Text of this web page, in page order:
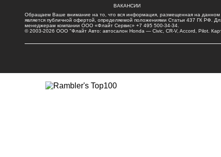
ВАКАНСИИ
Обращаем Ваше внимание на то, что вся информация, размещенная на данном
является публичной офертой, определяемой положениями Статьи 437 ГК РФ.
менеджерам компании ООО «Флайт Сервис» +7 495 500-34-34
© 2003-2026 ООО "Флайт Авто: автосалон Honda — Civic , CR-V, Accord, Pilot.